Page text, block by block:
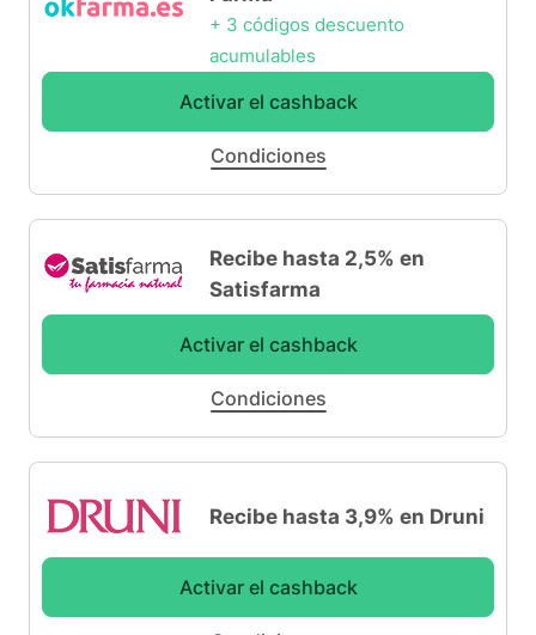
+ 3 códigos descuento
acumulables
Activar el cashback
Condiciones
Recibe hasta 2,5% en
Satisfarma
Activar el cashback
Condiciones
Recibe hasta 3,9% en Druni
Activar el cashback